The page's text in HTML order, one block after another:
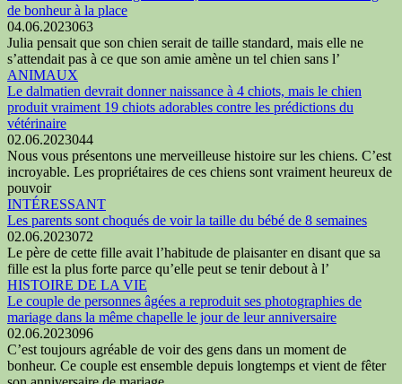
de bonheur à la place
04.06.2023063
Julia pensait que son chien serait de taille standard, mais elle ne
s’attendait pas à ce que son amie amène un tel chien sans l’
ANIMAUX
Le dalmatien devrait donner naissance à 4 chiots, mais le chien
produit vraiment 19 chiots adorables contre les prédictions du
vétérinaire
02.06.2023044
Nous vous présentons une merveilleuse histoire sur les chiens. C’est
incroyable. Les propriétaires de ces chiens sont vraiment heureux de
pouvoir
INTÉRESSANT
Les parents sont choqués de voir la taille du bébé de 8 semaines
02.06.2023072
Le père de cette fille avait l’habitude de plaisanter en disant que sa
fille est la plus forte parce qu’elle peut se tenir debout à l’
HISTOIRE DE LA VIE
Le couple de personnes âgées a reproduit ses photographies de
mariage dans la même chapelle le jour de leur anniversaire
02.06.2023096
C’est toujours agréable de voir des gens dans un moment de
bonheur. Ce couple est ensemble depuis longtemps et vient de fêter